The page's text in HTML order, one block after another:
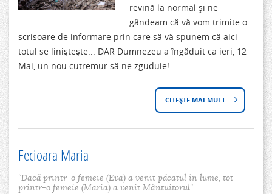
D
U
revină la normal și ne
gândeam că vă vom trimite o
scrisoare de informare prin care să vă spunem că aici
totul se liniștește... DAR Dumnezeu a îngăduit ca ieri, 12
Mai, un nou cutremur să ne zguduie!
CITEȘTE MAI MULT
Fecioara Maria
“Dacă printr-o femeie (Eva) a venit păcatul în lume, tot
printr-o femeie (Maria) a venit Mântuitorul“.